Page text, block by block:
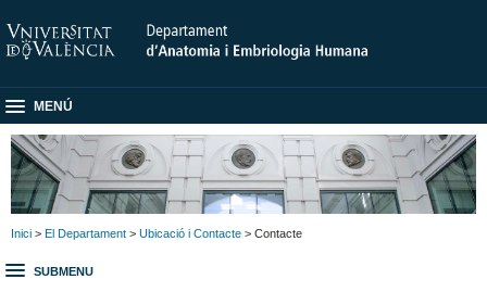
MENÚ
Inici > El Departament > Ubicació i Contacte > Contacte
SUBMENU